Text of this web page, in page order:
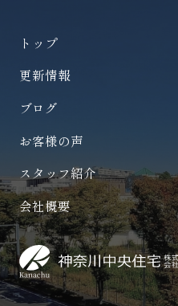
トップ
更新情報
ブログ
お客様の声
スタッフ紹介
会社概要